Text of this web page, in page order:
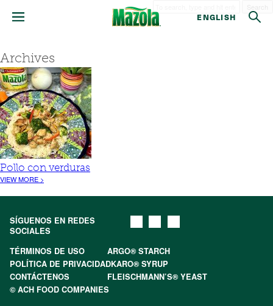
ENGLISH
Archives
Pollo con verduras
VIEW MORE >
SÍGUENOS EN REDES
SOCIALES
TÉRMINOS DE USO
ARGO® STARCH
POLÍTICA DE PRIVACIDADKARO® SYRUP
CONTÁCTENOS
FLEISCHMANN’S® YEAST
© ACH FOOD COMPANIES